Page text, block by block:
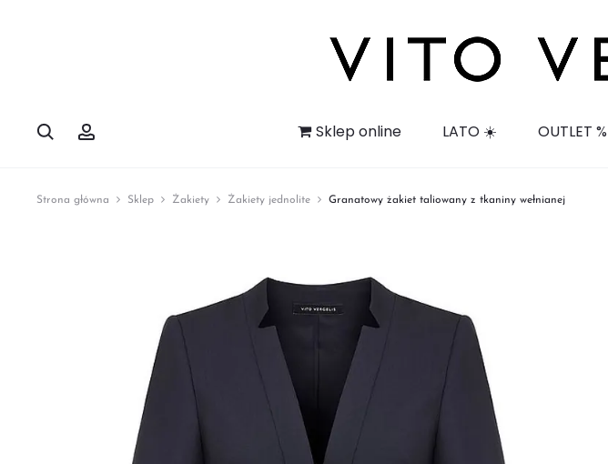
Szukaj Sklep online LATO ☀️ OUTLET %
Strona główna Sklep Żakiety Żakiety jednolite Granatowy żakiet taliowany z tkaniny wełnianej